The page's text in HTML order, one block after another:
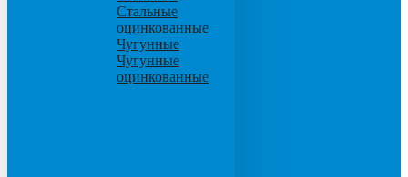
Стальные
оцинкованные
Чугунные
Чугунные
оцинкованные